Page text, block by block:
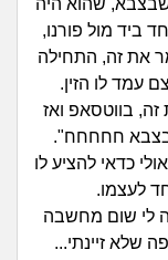
וסטודנטים
וקריירה
ואנשים
שכנים ושותפים
שהוא היה
ביד מול פורנו,
את זה, התחילה
עמד לו הזין.
בווטסאפ ואז
בצבא חחחחח".
כדאי להציע לו
לעצמו.
לי שום מחשבה
שלא זיינתי...